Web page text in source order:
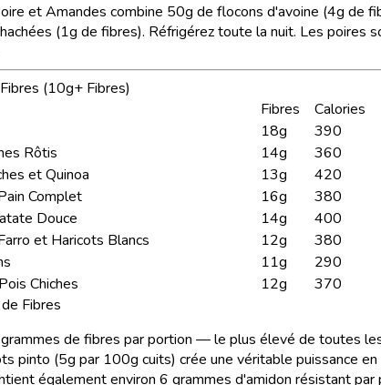
et Amandes combine 50g de flocons d'avoine (4g de
(1g de fibres). Réfrigérez toute la nuit. Les
(10g+ Fibres)
Fibres Calories
18g 390
Rôtis 14g 360
et Quinoa 13g 420
Complet 16g 380
Douce 14g 400
et Haricots Blancs 12g 380
11g 290
Chiches 12g 370
Fibres
de fibres par portion — le plus élevé de toutes
pinto (5g par 100g cuits) crée une véritable puissance
également environ 6 grammes d'amidon résistant par